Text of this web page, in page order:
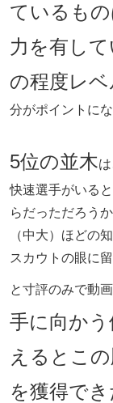
ているも
力を有し
の程度レ
分がポイントに
5位の並木
快速選手がいる
らだっただろう
（中大）ほどの
スカウトの眼に
と寸評のみで動
手に向か
えるとこ
を獲得で